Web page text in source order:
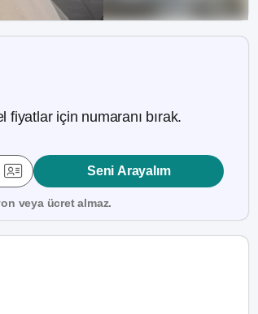
fiyatlar için numaranı bırak.
Seni Arayalım
veya ücret almaz.